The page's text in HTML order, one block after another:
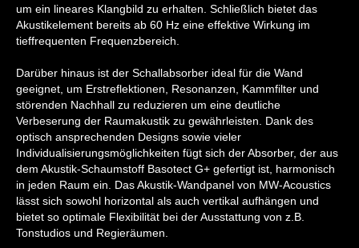
um ein lineares Klangbild zu erhalten. Schließlich bietet das
Akustikelement bereits ab 60 Hz eine effektive Wirkung im
tieffrequenten Frequenzbereich.
Darüber hinaus ist der Schallabsorber ideal für die Wand
geeignet, um Erstreflektionen, Resonanzen, Kammfilter und
störenden Nachhall zu reduzieren um eine deutliche
Verbeserung der Raumakustik zu gewährleisten. Dank des
optisch ansprechenden Designs sowie vieler
Individualisierungsmöglichkeiten fügt sich der Absorber, der aus
dem Akustik-Schaumstoff Basotect G+ gefertigt ist, harmonisch
in jeden Raum ein. Das Akustik-Wandpanel von MW-Acoustics
lässt sich sowohl horizontal als auch vertikal aufhängen und
bietet so optimale Flexibilität bei der Ausstattung von z.B.
Tonstudios und Regieräumen.